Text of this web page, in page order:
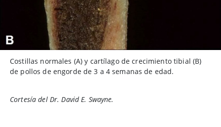
Costillas normales (A) y cartílago de crecimiento tibial (B)
de pollos de engorde de 3 a 4 semanas de edad.
Cortesía del Dr. David E. Swayne.